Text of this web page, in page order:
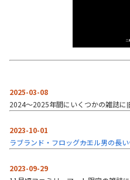
2025-03-08
2024～2025年間にいくつかの雑誌に
2023-10-01
ラブランド・フロッグ――カエル男の長
2023-09-29